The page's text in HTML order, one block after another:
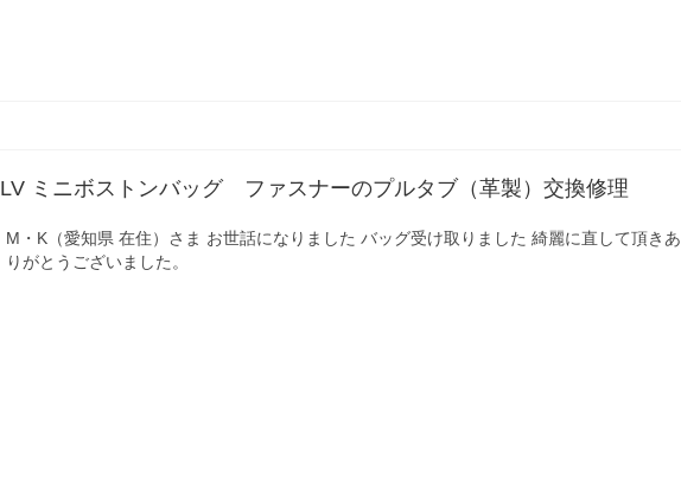
LV ミニボストンバッグ ファスナーのプルタブ（革製）交換修理
M・K（愛知県 在住）さま お世話になりました バッグ受け取りました 綺麗に直して頂きあ
りがとうございました。